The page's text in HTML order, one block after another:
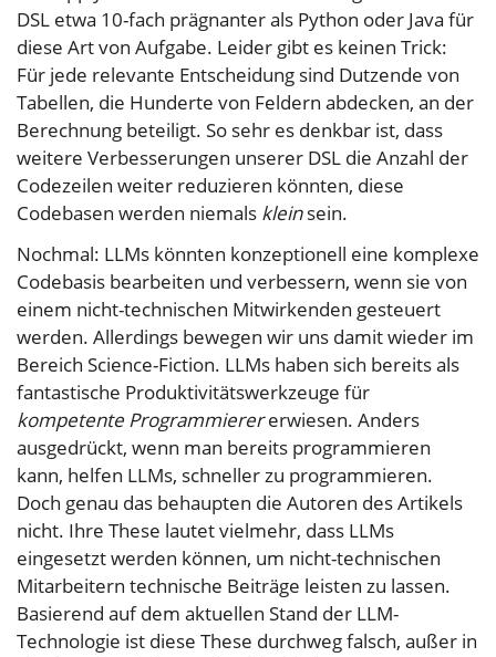
DSL etwa 10-fach prägnanter als Python oder Java für
diese Art von Aufgabe. Leider gibt es keinen Trick:
Für jede relevante Entscheidung sind Dutzende von
Tabellen, die Hunderte von Feldern abdecken, an der
Berechnung beteiligt. So sehr es denkbar ist, dass
weitere Verbesserungen unserer DSL die Anzahl der
Codezeilen weiter reduzieren könnten, diese
Codebasen werden niemals kleinsein.
Nochmal: LLMs könnten konzeptionell eine komplexe
Codebasis bearbeiten und verbessern, wenn sie von
einem nicht-technischen Mitwirkenden gesteuert
werden. Allerdings bewegen wir uns damit wieder im
Bereich Science-Fiction. LLMs haben sich bereits als
fantastische Produktivitätswerkzeuge für
kompetente Programmierererwiesen. Anders
ausgedrückt, wenn man bereits programmieren
kann, helfen LLMs, schneller zu programmieren.
Doch genau das behaupten die Autoren des Artikels
nicht. Ihre These lautet vielmehr, dass LLMs
eingesetzt werden können, um nicht-technischen
Mitarbeitern technische Beiträge leisten zu lassen.
Basierend auf dem aktuellen Stand der LLM-
Technologie ist diese These durchweg falsch, außer in